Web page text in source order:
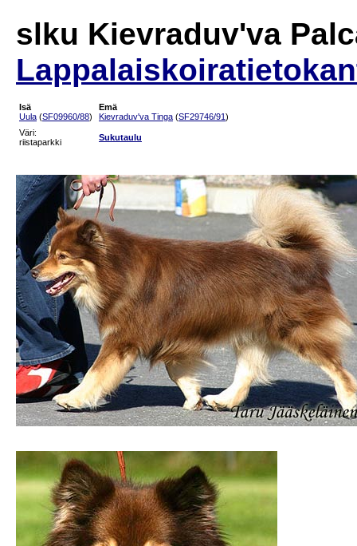
slku Kievraduv'va
Isä
Uula (SF09960/88)
Emä
Kievraduv'va Tinga (SF29746/91)
Väri:
riistaparkki
Sukutaulu